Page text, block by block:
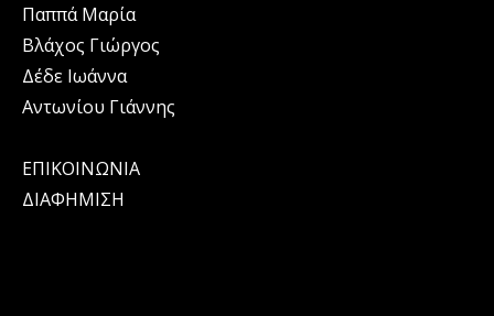
Παππά Μαρία
Βλάχος Γιώργος
Δέδε Ιωάννα
Αντωνίου Γιάννης
ΕΠΙΚΟΙΝΩΝΙΑ
ΔΙΑΦΗΜΙΣΗ